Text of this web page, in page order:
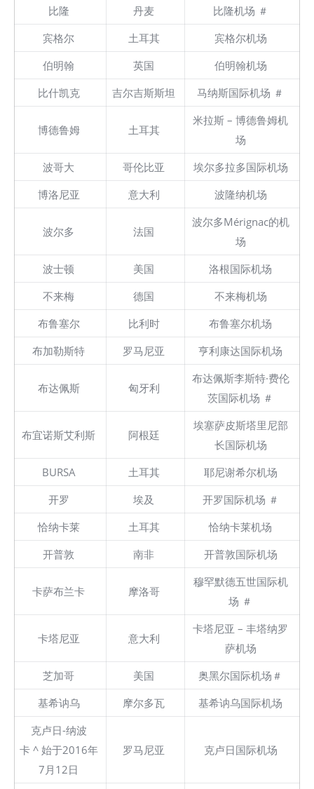
比隆
丹麦
比隆机场 ＃
宾格尔
土耳其
宾格尔机场
伯明翰
英国
伯明翰机场
比什凯克
吉尔吉斯斯坦 马纳斯国际机场 ＃
博德鲁姆 土耳其
米拉斯 – 博德鲁姆机
场
波哥大
哥伦比亚
埃尔多拉多国际机场
博洛尼亚
意大利 波隆纳机场
波尔多 法国
波尔多Mérignac的机
场
波士顿
美国
洛根国际机场
不来梅
德国
不来梅机场
布鲁塞尔
比利时
布鲁塞尔机场
布加勒斯特
罗马尼亚 亨利康达国际机场
布达佩斯 匈牙利
布达佩斯李斯特·费伦
茨国际机场 ＃
布宜诺斯艾利斯 阿根廷
埃塞萨皮斯塔里尼部
长国际机场
BURSA
土耳其
耶尼谢希尔机场
开罗
埃及
开罗国际机场 ＃
恰纳卡莱
土耳其
恰纳卡莱机场
开普敦
南非 开普敦国际机场
卡萨布兰卡 摩洛哥
穆罕默德五世国际机
场 ＃
卡塔尼亚 意大利
卡塔尼亚 – 丰塔纳罗
萨机场
芝加哥
美国
奥黑尔国际机场＃
基希讷乌
摩尔多瓦
基希讷乌国际机场
克卢日-纳波
卡 ^ 始于2016年
7月12日
罗马尼亚 克卢日国际机场